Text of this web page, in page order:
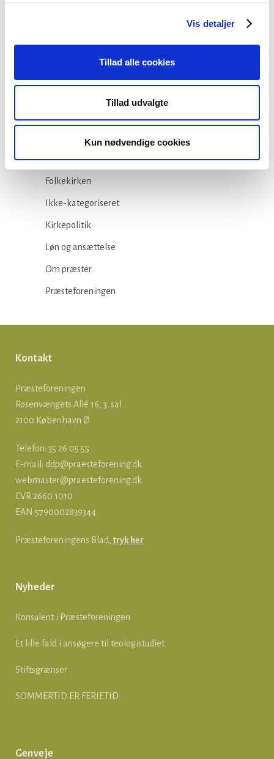
Vis detaljer
Tillad alle cookies
Tillad udvalgte
Kun nødvendige cookies
Stiftsgrænser
Arbejdsmiljø
Blogindlæg
Folkekirken
Ikke-kategoriseret
Kirkepolitik
Løn og ansættelse
Om præster
Præsteforeningen
Kontakt
Præsteforeningen
Rosenvængets Allé 16, 3. sal
2100 København Ø
Telefon: 35 26 05 55
E-mail: ddp@praesteforening.dk
webmaster@praesteforening.dk
CVR 2660 1010
EAN 5790002839344
Præsteforeningens Blad, tryk her
Nyheder
Konsulent i Præsteforeningen
Et lille fald i ansøgere til teologistudiet
Stiftsgrænser
SOMMERTID ER FERIETID
Genveje